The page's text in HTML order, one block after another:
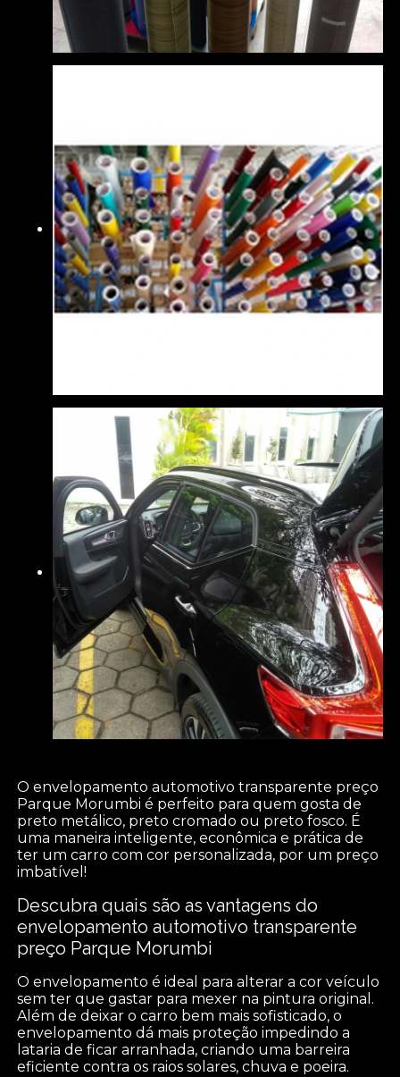
O envelopamento automotivo transparente preço
Parque Morumbi é perfeito para quem gosta de
preto metálico, preto cromado ou preto fosco. É
uma maneira inteligente, econômica e prática de
ter um carro com cor personalizada, por um preço
imbatível!
Descubra quais são as vantagens do
envelopamento automotivo transparente
preço Parque Morumbi
O envelopamento é ideal para alterar a cor veículo
sem ter que gastar para mexer na pintura original.
Além de deixar o carro bem mais sofisticado, o
envelopamento dá mais proteção impedindo a
lataria de ficar arranhada, criando uma barreira
eficiente contra os raios solares, chuva e poeira.